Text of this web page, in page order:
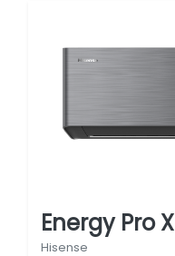
Energy Pro X
Hisense